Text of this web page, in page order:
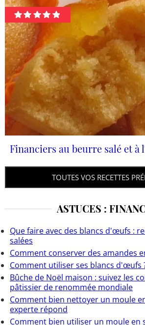
Financiers au beurre salé et à
TOUTES VOS RECETTES
ASTUCES :
Que faire avec des blancs d'œufs :
salées
Comment conserver des amandes
Comment utiliser ses blancs d'œufs
Bûche de Noël maison : suivez les
pâtissier de renommée mondiale
Comment bien nettoyer un moule
experte répond
Comment bien utiliser un moule en